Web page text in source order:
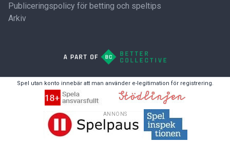
ANNONS
Publiceringspolicy för betting och speltips
Arkiv
Spel utan konto innebär att man använder e-legitimation för registrering.